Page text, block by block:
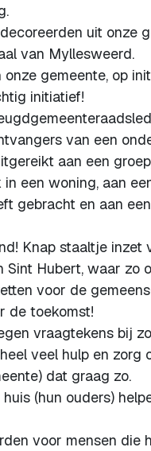
uit onze
van Myllesweerd.
gemeente, op
initiatief!
van een
aan een
een woning, aan
gebracht en aan
Knap staaltje
Sint Hubert, waar
voor de
de toekomst!
vraagtekens bij
veel hulp en
dat graag zo.
(hun ouders)
voor mensen die